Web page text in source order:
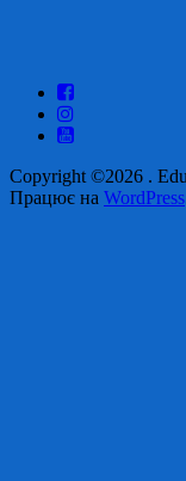
Copyright ©2026 .
Працює на WordPress